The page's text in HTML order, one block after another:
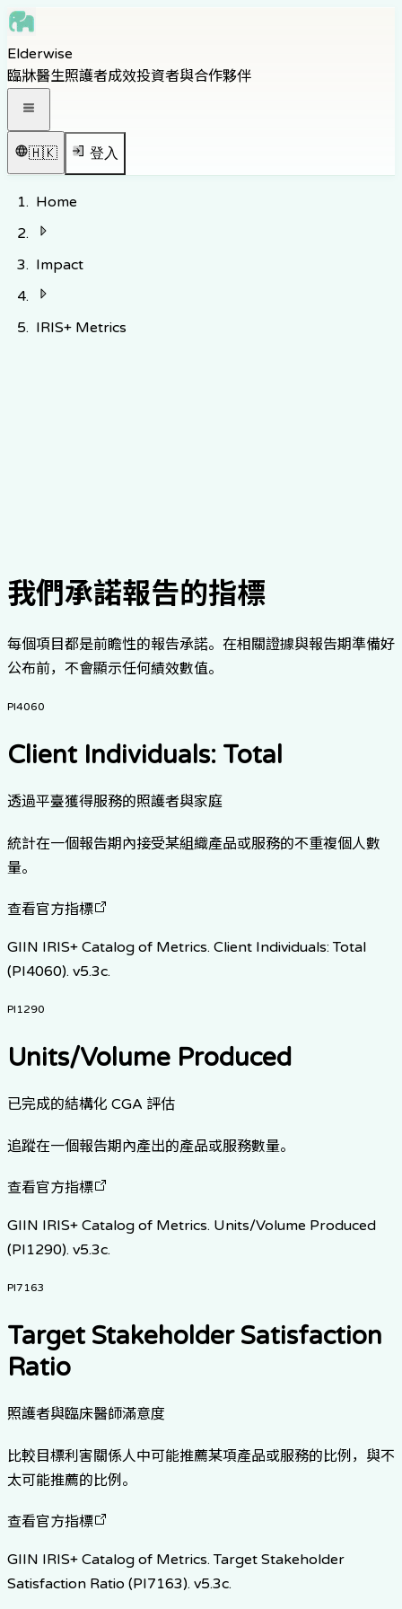
Skip to navigation
Skip to footer
Elderwise
臨牀醫生照護者成效投資者與合作夥伴
🇭🇰 登入
Home
Impact
IRIS+ Metrics
我們承諾報告的指標
每個項目都是前瞻性的報告承諾。在相關證據與報告期準備好
公布前，不會顯示任何績效數值。
PI4060
Client Individuals: Total
透過平臺獲得服務的照護者與家庭
統計在一個報告期內接受某組織產品或服務的不重複個人數
量。
查看官方指標
GIIN IRIS+ Catalog of Metrics. Client Individuals: Total
(PI4060). v5.3c.
PI1290
Units/Volume Produced
已完成的結構化 CGA 評估
追蹤在一個報告期內產出的產品或服務數量。
查看官方指標
GIIN IRIS+ Catalog of Metrics. Units/Volume Produced
(PI1290). v5.3c.
PI7163
Target Stakeholder Satisfaction
Ratio
照護者與臨床醫師滿意度
比較目標利害關係人中可能推薦某項產品或服務的比例，與不
太可能推薦的比例。
查看官方指標
GIIN IRIS+ Catalog of Metrics. Target Stakeholder
Satisfaction Ratio (PI7163). v5.3c.